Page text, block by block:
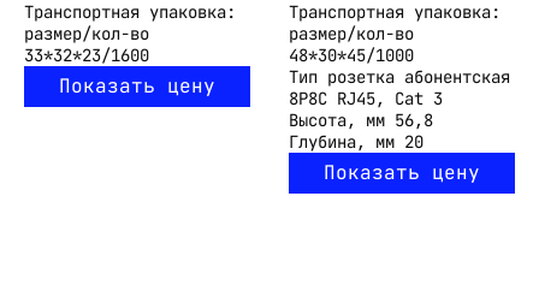
Транспортная упаковка:
размер/кол-во
33*32*23/1600
Показать цену
Транспортная упаковка:
размер/кол-во
48*30*45/1000
Тип розетка абонентская
8P8C RJ45, Cat 3
Высота, мм 56,8
Глубина, мм 20
Показать цену